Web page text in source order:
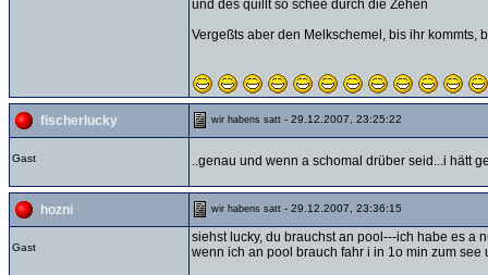
und des quillt so schee durch die Zehen
Vergeßts aber den Melkschemel, bis ihr kommts,
fischerlucky wir habens satt - 29.12.2007, 23:25:22
Gast ..genau und wenn a schomal drüber seid...i hätt
hozni wir habens satt - 29.12.2007, 23:36:15
Gast
siehst lucky, du brauchst an pool---ich habe es a
wenn ich an pool brauch fahr i in 1o min zum